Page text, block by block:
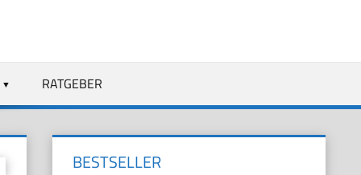
RATGEBER
BESTSELLER